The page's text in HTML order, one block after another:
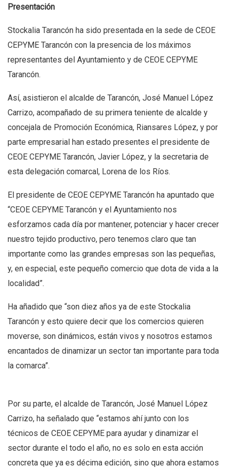
Presentación
Stockalia Tarancón ha sido presentada en la sede de CEOE
CEPYME Tarancón con la presencia de los máximos
representantes del Ayuntamiento y de CEOE CEPYME
Tarancón.
Así, asistieron el alcalde de Tarancón, José Manuel López
Carrizo, acompañado de su primera teniente de alcalde y
concejala de Promoción Económica, Riansares López, y por
parte empresarial han estado presentes el presidente de
CEOE CEPYME Tarancón, Javier López, y la secretaria de
esta delegación comarcal, Lorena de los Ríos.
El presidente de CEOE CEPYME Tarancón ha apuntado que
“CEOE CEPYME Tarancón y el Ayuntamiento nos
esforzamos cada día por mantener, potenciar y hacer crecer
nuestro tejido productivo, pero tenemos claro que tan
importante como las grandes empresas son las pequeñas,
y, en especial, este pequeño comercio que dota de vida a la
localidad”.
Ha añadido que “son diez años ya de este Stockalia
Tarancón y esto quiere decir que los comercios quieren
moverse, son dinámicos, están vivos y nosotros estamos
encantados de dinamizar un sector tan importante para toda
la comarca”.
Por su parte, el alcalde de Tarancón, José Manuel López
Carrizo, ha señalado que “estamos ahí junto con los
técnicos de CEOE CEPYME para ayudar y dinamizar el
sector durante el todo el año, no es solo en esta acción
concreta que ya es décima edición, sino que ahora estamos